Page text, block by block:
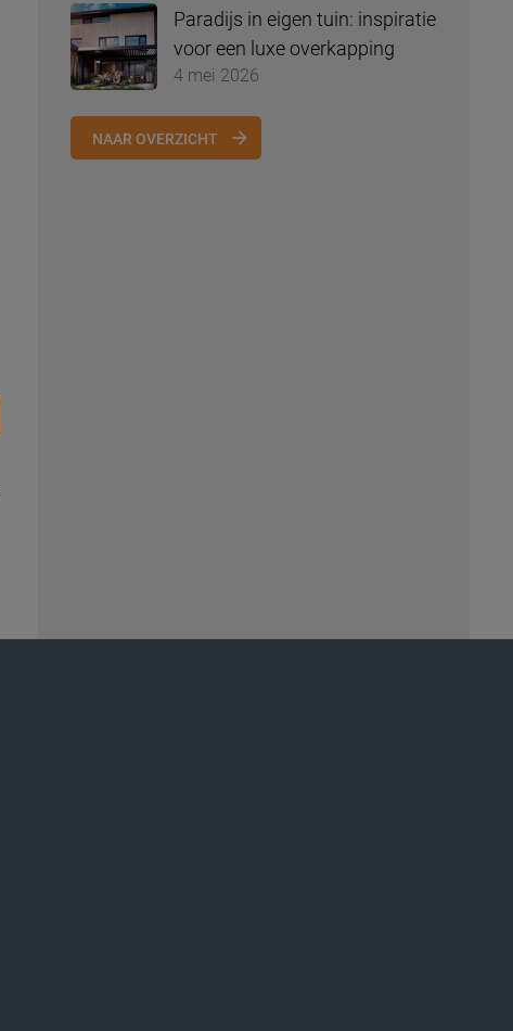
Paradijs in eigen tuin: inspiratie
voor een luxe overkapping
4 mei 2026
NAAR OVERZICHT